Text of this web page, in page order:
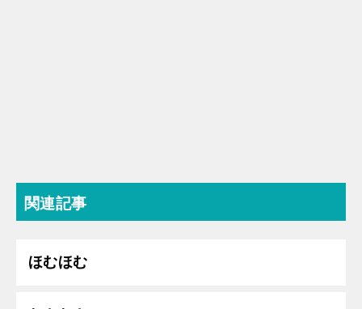
関連記事
ほむほむ